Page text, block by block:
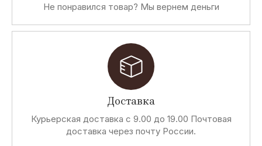
Не понравился товар? Мы вернем деньги
Доставка
Курьерская доставка с 9.00 до 19.00 Почтовая
доставка через почту России.